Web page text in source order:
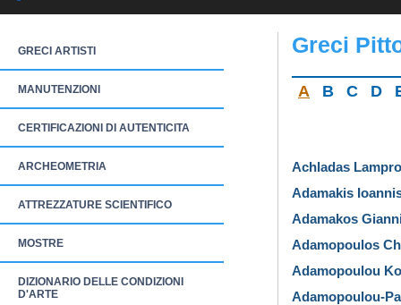
GRECI ARTISTI
MANUTENZIONI
CERTIFICAZIONI DI AUTENTICITA
ARCHEOMETRIA
ATTREZZATURE SCIENTIFICO
MOSTRE
DIZIONARIO DELLE CONDIZIONI
D'ARTE
Greci
A B C D
Achladas
Adamakis
Adamakos
Adamopoulos
Adamopoulou
Adamopoulou-